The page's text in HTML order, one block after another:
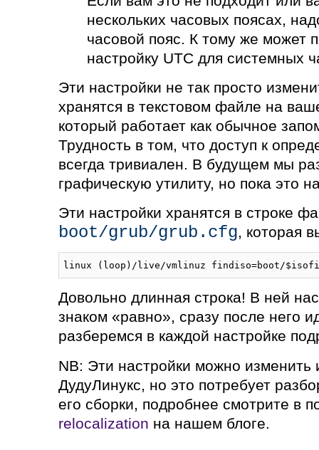
нескольких часовых поясах,
часовой пояс. К тому же может
настройку UTC для системных
Эти настройки не так просто
хранятся в текстовом файле на
который работает как обычное
Трудность в том, что доступ к
всегда тривиален. В будущем мы
графическую утилиту, но пока это
Эти настройки хранятся в строке
boot/grub/grub.cfg, которая
linux (loop)/live/vmlinuz findiso=boot/
Довольно длинная строка! В ней
знаком «равно», сразу после него
разберемся в каждой настройке
NB: Эти настройки можно изменить
ДудуЛинукс, но это потребует
его сборки, подробнее смотрите в
relocalization на нашем блоге.